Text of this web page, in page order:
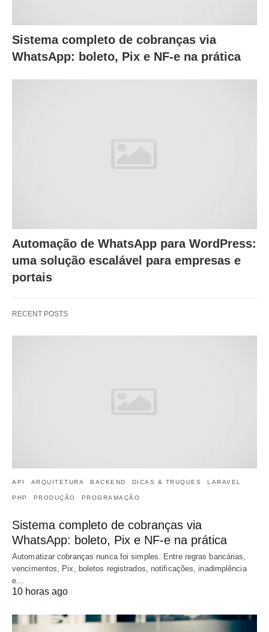
Sistema completo de cobranças via
WhatsApp: boleto, Pix e NF-e na prática
Automação de WhatsApp para WordPress:
uma solução escalável para empresas e
portais
RECENT POSTS
API ARQUITETURA BACKEND DICAS & TRUQUES LARAVEL
PHP PRODUÇÃO PROGRAMAÇÃO
Sistema completo de cobranças via
WhatsApp: boleto, Pix e NF-e na prática
Automatizar cobranças nunca foi simples. Entre regras bancárias,
vencimentos, Pix, boletos registrados, notificações, inadimplência
e…
10 horas ago